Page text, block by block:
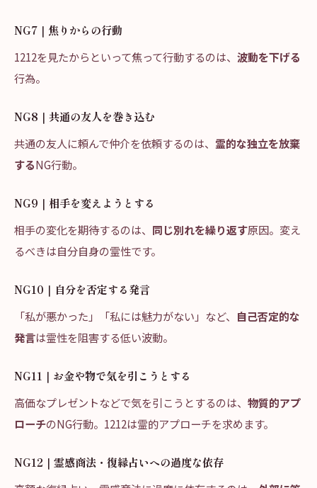
NG7｜焦りからの行動
1212を見たからといって焦って行動するのは、 波動を下げる
行為。
NG8｜共通の友人を巻き込む
共通の友人に頼んで仲介を依頼するのは、 霊的な独立を放棄
するNG行動。
NG9｜相手を変えようとする
相手の変化を期待するのは、 同じ別れを繰り返す原因。変え
るべきは自分自身の霊性です。
NG10｜自分を否定する発言
「私が悪かった」「私には魅力がない」など、 自己否定的な
発言は霊性を阻害する低い波動。
NG11｜お金や物で気を引こうとする
高価なプレゼントなどで気を引こうとするのは、 物質的アプ
ローチのNG行動。1212は霊的アプローチを求めます。
NG12｜霊感商法・復縁占いへの過度な依存